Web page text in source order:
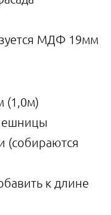
МДФ 19мм
(1,0м)
(собираются
к длине